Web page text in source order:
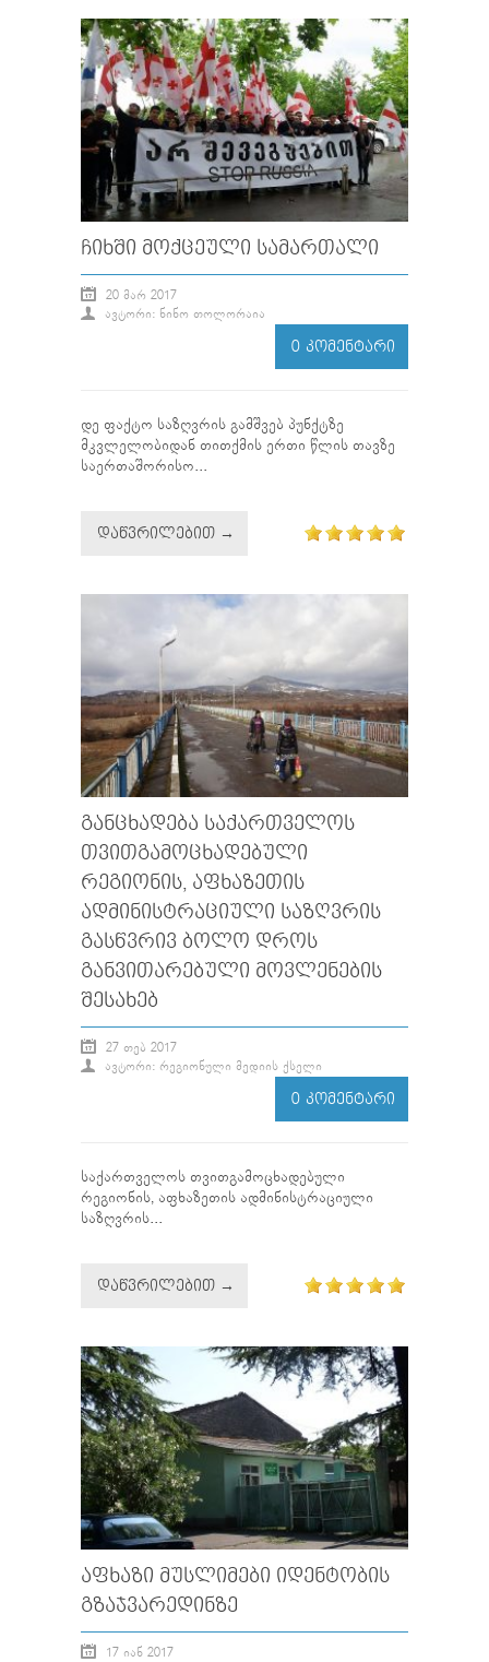
ᲩᲘᲮᲨᲘ ᲛᲝᲥᲪᲔᲣᲚᲘ ᲡᲐᲛᲐᲠᲗᲐᲚᲘ
20 ᲛᲐᲠ 2017
ᲐᲕᲢᲝᲠᲘ: ᲜᲘᲜᲝ ᲗᲝᲚᲝᲠᲐᲘᲐ
0 ᲙᲝᲛᲔᲜᲢᲐᲠᲘ
დე ფაქტო საზღვრის გამშვებ პუნქტზე
მკვლელობიდან თითქმის ერთი წლის თავზე
საერთაშორისო...
ᲓᲐᲬᲕᲠᲘᲚᲔᲑᲘᲗ →
ᲒᲐᲜᲪᲮᲐᲓᲔᲑᲐ ᲡᲐᲥᲐᲠᲗᲕᲔᲚᲝᲡ
ᲗᲕᲘᲗᲒᲐᲛᲝᲪᲮᲐᲓᲔᲑᲣᲚᲘ
ᲠᲔᲒᲘᲝᲜᲘᲡ, ᲐᲤᲮᲐᲖᲔᲗᲘᲡ
ᲐᲓᲛᲘᲜᲘᲡᲢᲠᲐᲪᲘᲣᲚᲘ ᲡᲐᲖᲦᲕᲠᲘᲡ
ᲒᲐᲡᲬᲕᲠᲘᲕ ᲑᲝᲚᲝ ᲓᲠᲝᲡ
ᲒᲐᲜᲕᲘᲗᲐᲠᲔᲑᲣᲚᲘ ᲛᲝᲕᲚᲔᲜᲔᲑᲘᲡ
ᲨᲔᲡᲐᲮᲔᲑ
27 ᲗᲔᲑ 2017
ᲐᲕᲢᲝᲠᲘ: ᲠᲔᲒᲘᲝᲜᲣᲚᲘ ᲛᲔᲓᲘᲘᲡ ᲥᲡᲔᲚᲘ
0 ᲙᲝᲛᲔᲜᲢᲐᲠᲘ
საქართველოს თვითგამოცხადებული
რეგიონის, აფხაზეთის ადმინისტრაციული
საზღვრის...
ᲓᲐᲬᲕᲠᲘᲚᲔᲑᲘᲗ →
ᲐᲤᲮᲐᲖᲘ ᲛᲣᲡᲚᲘᲛᲔᲑᲘ ᲘᲓᲔᲜᲢᲝᲑᲘᲡ
ᲒᲖᲐᲯᲕᲐᲠᲔᲓᲘᲜᲖᲔ
17 ᲘᲐᲜ 2017